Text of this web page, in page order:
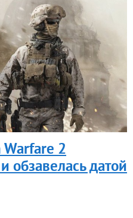
2
обзавелась датой